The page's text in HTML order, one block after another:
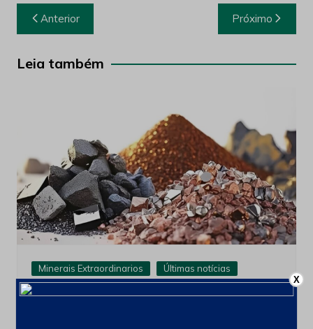
Navegação
de
Post
Anterior Próximo
Leia também
Minerais Extraordinarios Últimas notícias
França cria comissão para ampliar
X